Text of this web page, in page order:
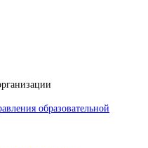
образовательной